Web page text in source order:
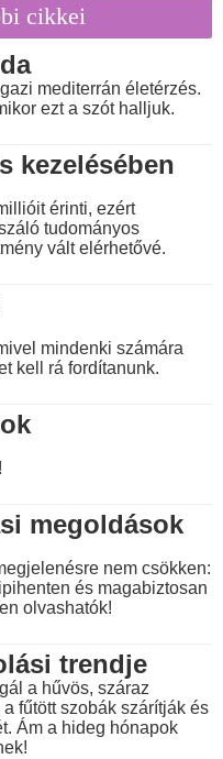
cikkei
mediterrán életérzés.
ezt a szót halljuk.
kezelésében
érinti, ezért
tudományos
vált elérhetővé.
mindenki számára
kell rá fordítanunk.
megoldások
nem csökken:
és magabiztosan
olvashatók!
trendje
a hűvös, száraz
fűtött szobák szárítják és
Ám a hideg hónapok